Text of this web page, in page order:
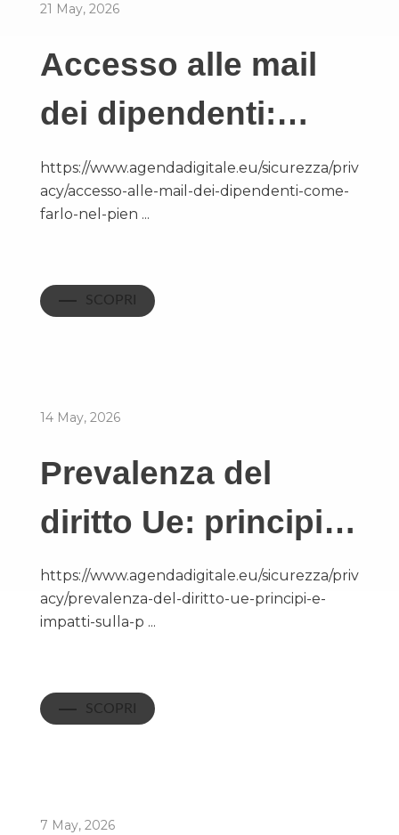
21 May, 2026
Accesso alle mail
dei dipendenti:…
https://www.agendadigitale.eu/sicurezza/priv
acy/accesso-alle-mail-dei-dipendenti-come-
farlo-nel-pien ...
SCOPRI
14 May, 2026
Prevalenza del
diritto Ue: principi…
https://www.agendadigitale.eu/sicurezza/priv
acy/prevalenza-del-diritto-ue-principi-e-
impatti-sulla-p ...
SCOPRI
7 May, 2026